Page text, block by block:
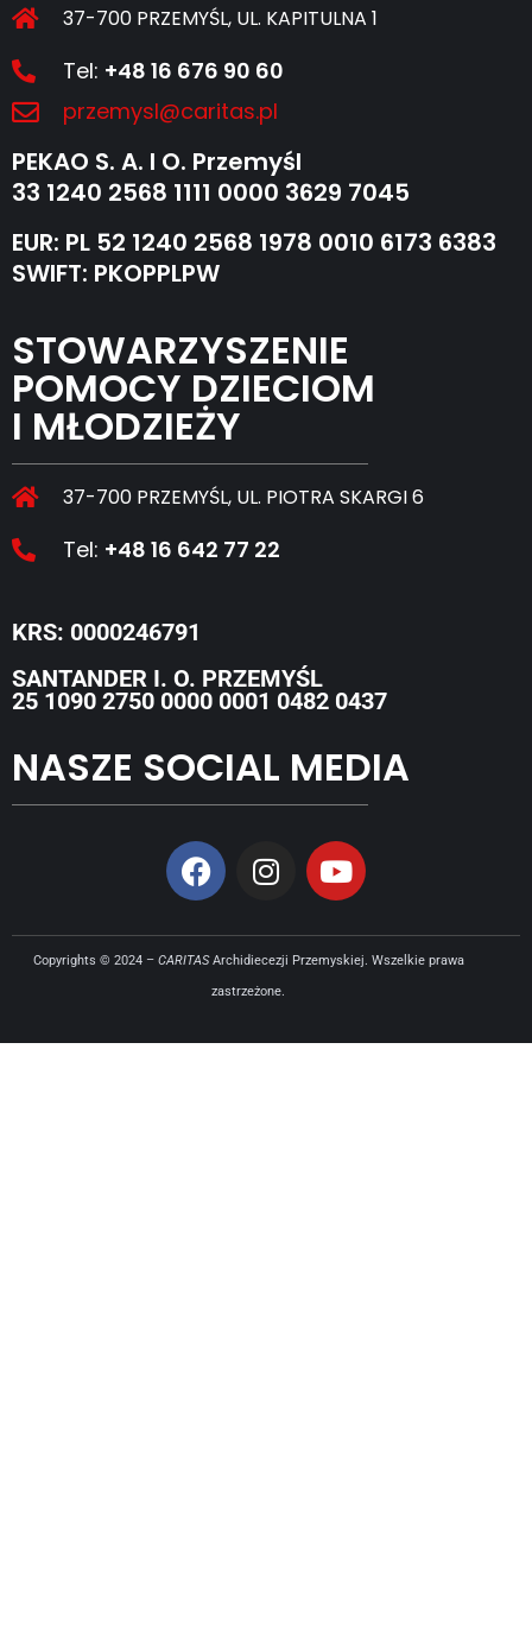
37-700 PRZEMYŚL, UL. KAPITULNA 1
Tel: +48 16 676 90 60
przemysl@caritas.pl
PEKAO S. A. I O. Przemyśl
33 1240 2568 1111 0000 3629 7045
EUR: PL 52 1240 2568 1978 0010 6173 6383
SWIFT: PKOPPLPW
STOWARZYSZENIE
POMOCY DZIECIOM
I MŁODZIEŻY
37-700 PRZEMYŚL, UL. PIOTRA SKARGI 6
Tel: +48 16 642 77 22
KRS: 0000246791
SANTANDER I. O. PRZEMYŚL
25 1090 2750 0000 0001 0482 0437
NASZE SOCIAL MEDIA
Copyrights © 2024 – CARITASArchidiecezji Przemyskiej. Wszelkie prawa
zastrzeżone.